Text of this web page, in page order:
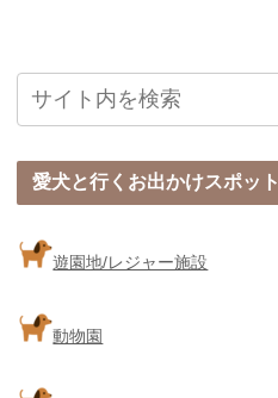
愛犬と行くお出かけスポット
遊園地/レジャー施設
動物園